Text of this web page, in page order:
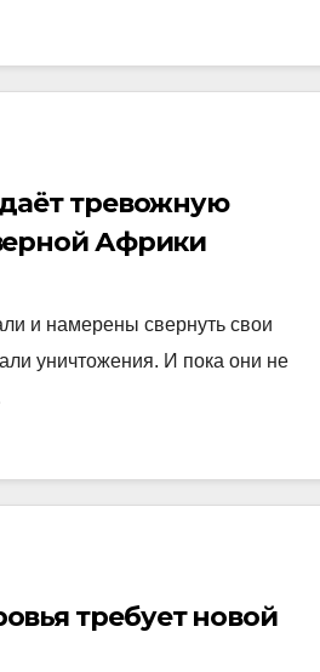
тревожную
Африки
и намерены свернуть свои
уничтожения. И пока они не
требует новой